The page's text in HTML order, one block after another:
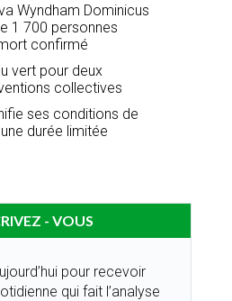
Wyndham Dominicus
1 700 personnes
confirmé
vert pour deux
collectives
ses conditions de
durée limitée
- VOUS
pour recevoir
qui fait l’analyse